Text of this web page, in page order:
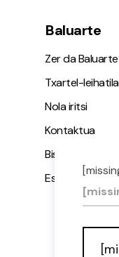
Baluarte
Zer da
Txartel-leihatila
Nola iritsi
Kontaktua
Bisita gidatuak
Espazio